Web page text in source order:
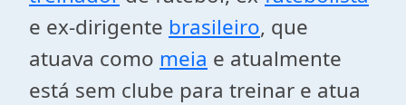
e ex-dirigente brasileiro, que
atuava como meia e atualmente
está sem clube para treinar e atua